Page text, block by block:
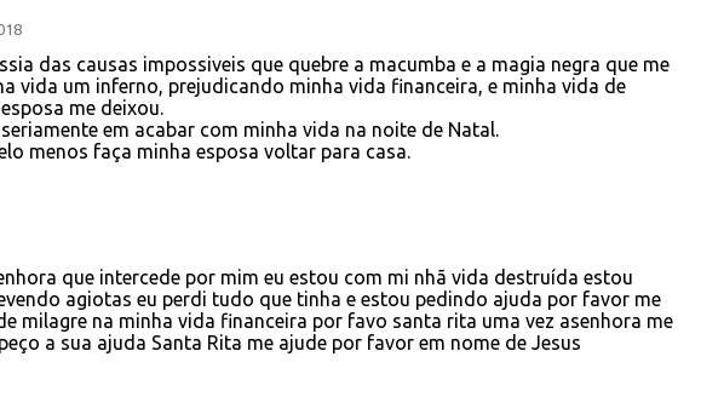
das causas impossiveis que quebre a macumba e a magia negra que me
vida um inferno, prejudicando minha vida financeira, e minha vida de
me deixou.
em acabar com minha vida na noite de Natal.
menos faça minha esposa voltar para casa.
que intercede por mim eu estou com mi nhã vida destruída estou
agiotas eu perdi tudo que tinha e estou pedindo ajuda por favor me
milagre na minha vida financeira por favo santa rita uma vez asenhora me
a sua ajuda Santa Rita me ajude por favor em nome de Jesus